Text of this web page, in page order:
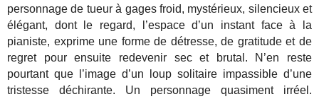
personnage de tueur à gages froid, mystérieux, silencieux et
élégant, dont le regard, l’espace d’un instant face à la
pianiste, exprime une forme de détresse, de gratitude et de
regret pour ensuite redevenir sec et brutal. N’en reste
pourtant que l’image d’un loup solitaire impassible d’une
tristesse déchirante. Un personnage quasiment irréel.